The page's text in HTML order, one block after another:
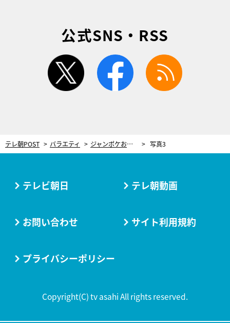
公式SNS・RSS
twitter facebook
テレ朝POST バラエティ ジャンポケおたけ、禁断の秘密が暴かれる!?「共演していたセクシー女優と…」 写真3
テレビ朝日 テレ朝動画
お問い合わせ サイト利用規約
プライバシーポリシー
Copyright(C) tv asahi All rights reserved.